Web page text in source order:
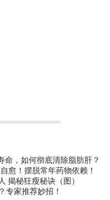
命，如何彻底清除脂肪肝？
愈！摆脱常年药物依赖！
揭秘狂瘦秘诀（图）
专家推荐妙招！